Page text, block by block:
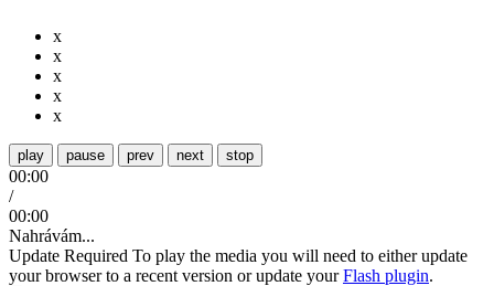
x
x
x
x
x
play pause prev next stop
00:00
/
00:00
Nahrávám...
Update Required To play the media you will need to either update
your browser to a recent version or update yourFlash plugin.